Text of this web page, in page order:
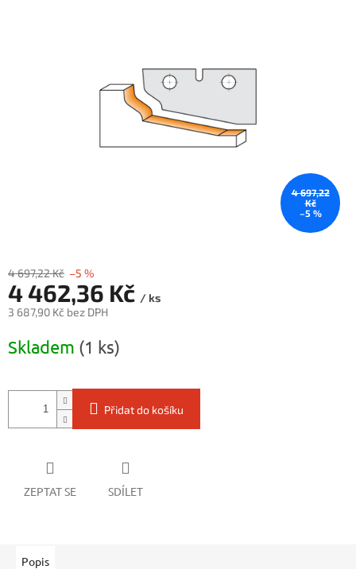
4 697,22
Kč
–5 %
4 697,22 Kč –5 %
4 462,36 Kč / ks
3 687,90 Kč bez DPH
cena:
Skladem (1 ks)
Přidat do košíku
ZEPTAT SE SDÍLET
Popis